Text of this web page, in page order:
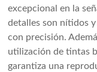
excepcional en la
detalles son nítidos
con precisión.
utilización de tintas
garantiza una